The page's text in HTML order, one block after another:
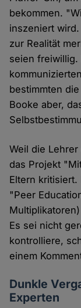
bekommen.
inszeniert
zur Realität
seien freiwillig.
bestimmten
Booke aber,
Weil die
das Projekt
Eltern
"Peer
Es sei nicht
kontrolliere,
einem
Dunkle
Experten